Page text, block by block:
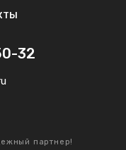
32
партнер!